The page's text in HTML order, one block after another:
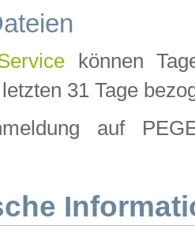
können
31 Tage
auf